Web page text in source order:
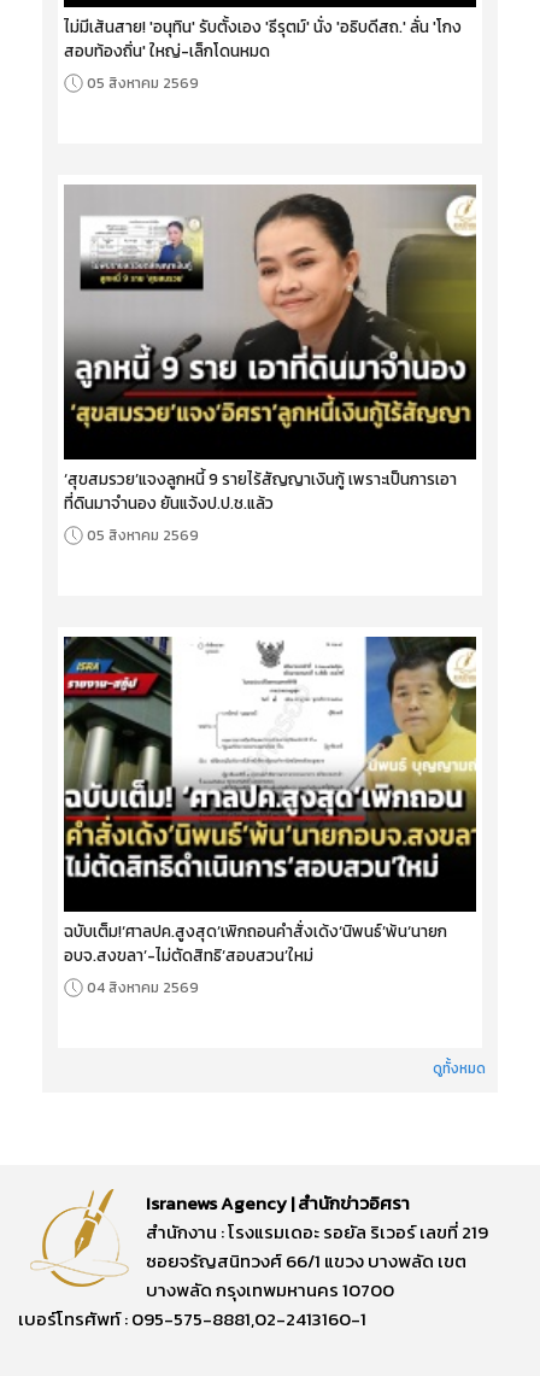
ไม่มีเส้นสาย! 'อนุทิน' รับตั้งเอง 'ธีรุตม์' นั่ง 'อธิบดีสถ.' ลั่น 'โกง
สอบท้องถิ่น' ใหญ่-เล็กโดนหมด
05 สิงหาคม 2569
‘สุขสมรวย’แจงลูกหนี้ 9 รายไร้สัญญาเงินกู้ เพราะเป็นการเอา
ที่ดินมาจำนอง ยันแจ้งป.ป.ช.แล้ว
05 สิงหาคม 2569
ฉบับเต็ม!‘ศาลปค.สูงสุด’เพิกถอนคำสั่งเด้ง‘นิพนธ์’พ้น‘นายก
อบจ.สงขลา’-ไม่ตัดสิทธิ‘สอบสวน’ใหม่
04 สิงหาคม 2569
ดูทั้งหมด
Isranews Agency | สำนักข่าวอิศรา
สำนักงาน : โรงแรมเดอะ รอยัล ริเวอร์ เลขที่ 219
ซอยจรัญสนิทวงศ์ 66/1 แขวง บางพลัด เขต
บางพลัด กรุงเทพมหานคร 10700
เบอร์โทรศัพท์ : 095-575-8881,02-2413160-1